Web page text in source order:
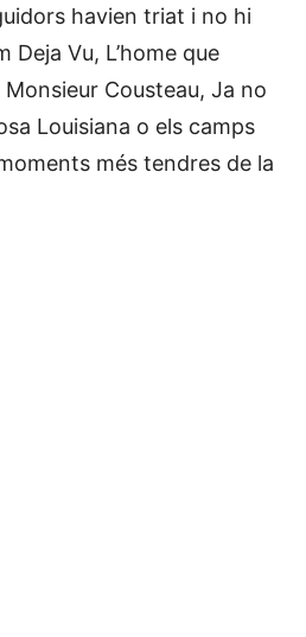
havien triat i no hi
Vu, L’home que
Cousteau, Ja no
Louisiana o els camps
més tendres de la